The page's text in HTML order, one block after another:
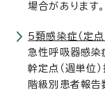
場合があります。
5類感染症（定
急性呼吸器感染
幹定点（週単位
階級別患者報告